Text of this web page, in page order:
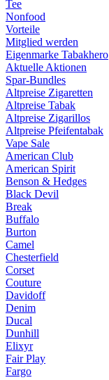
Tee
Nonfood
Vorteile
Mitglied werden
Eigenmarke Tabakhero
Aktuelle Aktionen
Spar-Bundles
Altpreise Zigaretten
Altpreise Tabak
Altpreise Zigarillos
Altpreise Pfeifentabak
Vape Sale
American Club
American Spirit
Benson & Hedges
Black Devil
Break
Buffalo
Burton
Camel
Chesterfield
Corset
Couture
Davidoff
Denim
Ducal
Dunhill
Elixyr
Fair Play
Fargo